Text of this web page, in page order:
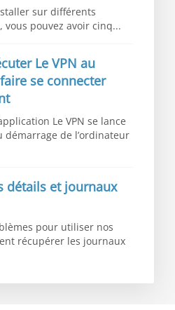
sur différents
pouvez avoir cinq...
Le VPN au
se connecter
Le VPN se lance
de l’ordinateur
détails et journaux
pour utiliser nos
récupérer les journaux